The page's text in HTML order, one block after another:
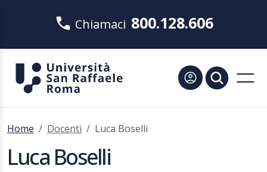
Chiamaci 800.128.606
Home Docenti Luca Boselli
Luca Boselli